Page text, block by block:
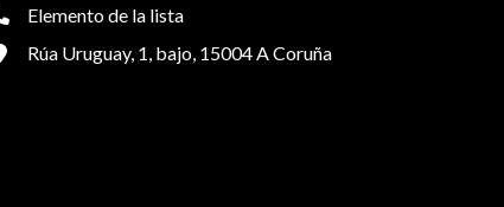
Elemento de la lista
Rúa Uruguay, 1, bajo, 15004 A Coruña